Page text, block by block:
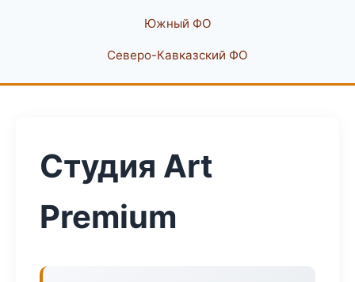
Южный ФО
Северо-Кавказский ФО
Студия Art
Premium